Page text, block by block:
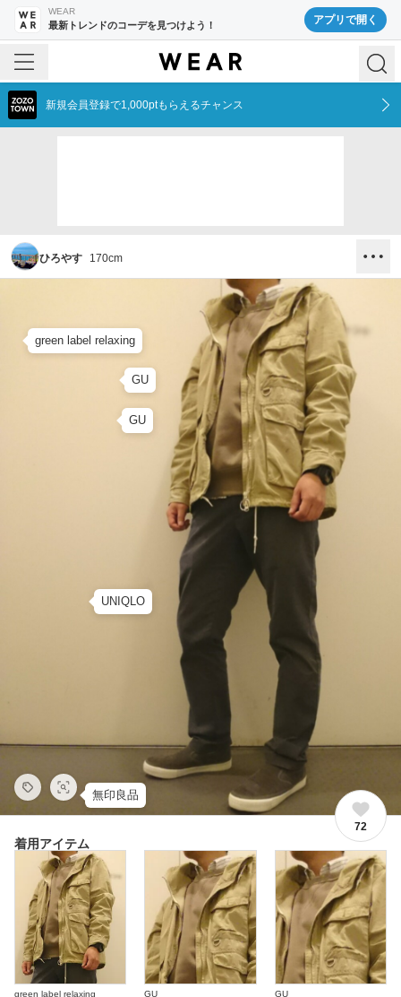
WEAR
最新トレンドのコーデを見つけよう！ アプリで開く
新規会員登録で1,000ptもらえるチャンス
ひろやす 170cm
green label relaxing
GU
GU
UNIQLO
無印良品
72
着用アイテム
green label relaxing
GU
GU